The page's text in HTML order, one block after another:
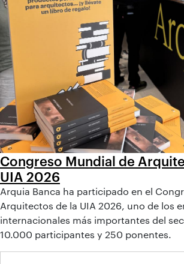
Congreso Mundial de
UIA 2026
Arquia Banca ha participado en el
Arquitectos de la UIA 2026, uno de los
internacionales más importantes del
10.000 participantes y 250 ponentes.